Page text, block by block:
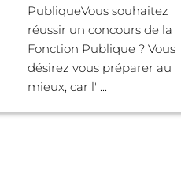
PubliqueVous souhaitez
réussir un concours de la
Fonction Publique ? Vous
désirez vous préparer au
mieux, car l' ...